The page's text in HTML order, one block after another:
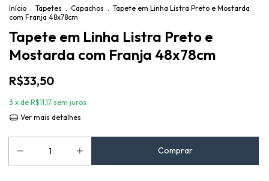
Início . Tapetes . Capachos . Tapete em Linha Listra Preto e Mostarda
com Franja 48x78cm
Tapete em Linha Listra Preto e
Mostarda com Franja 48x78cm
R$33,50
3 x de R$11,17 sem juros
Ver mais detalhes